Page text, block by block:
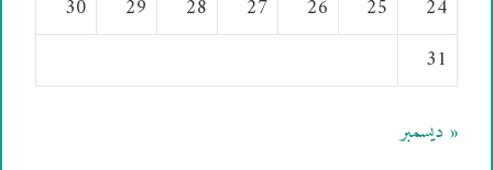
24
25
26
27
28
29
30
31
« ديسمبر